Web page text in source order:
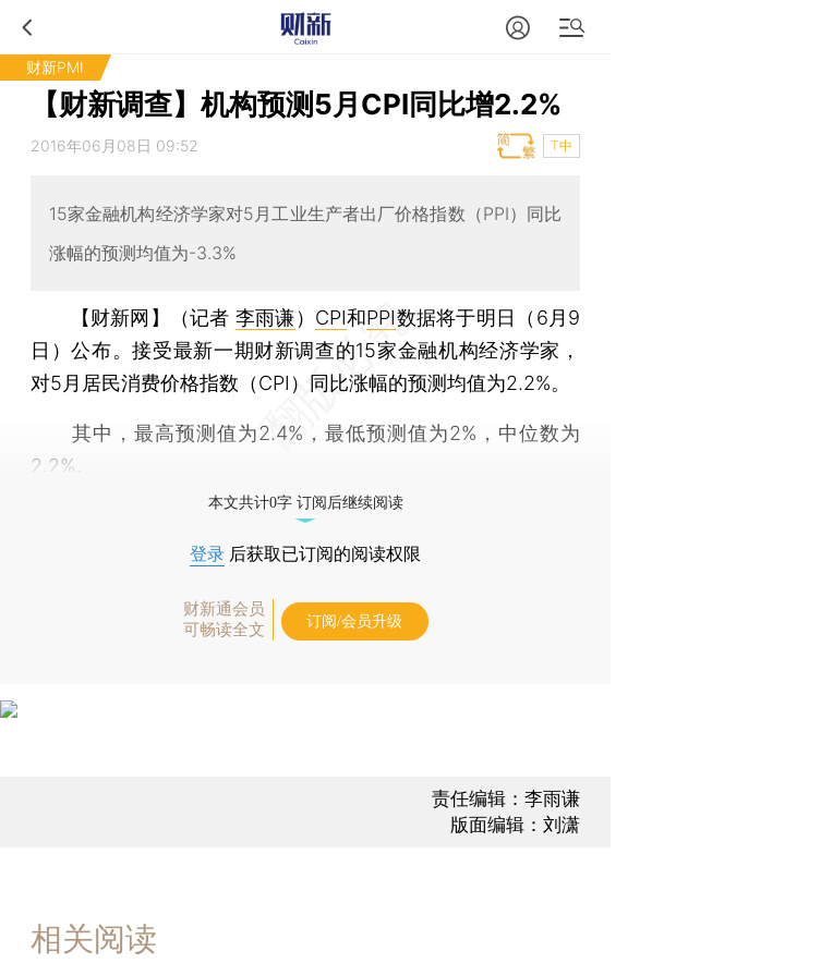
财新PMI
【财新调查】机构预测5月CPI同比增2.2%
2016年06月08日 09:52 T中
15家金融机构经济学家对5月工业生产者出厂价格指数（PPI）同比
涨幅的预测均值为-3.3%
【财新网】（记者 李雨谦） CPI和PPI数据将于明日（6月9
日）公布。接受最新一期财新调查的15家金融机构经济学家，
对5月居民消费价格指数（CPI）同比涨幅的预测均值为2.2%。
其中，最高预测值为2.4%，最低预测值为2%，中位数为
2.2%。
本文共计0字 订阅后继续阅读
登录 后获取已订阅的阅读权限
财新通会员
可畅读全文
订阅/会员升级
责任编辑：李雨谦
版面编辑：刘潇
相关阅读